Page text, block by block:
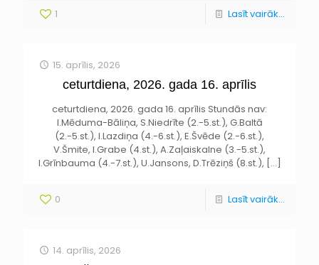
1 Lasīt vairāk...
15. aprīlis, 2026
ceturtdiena, 2026. gada 16. aprīlis
ceturtdiena, 2026. gada 16. aprīlis Stundās nav:
I.Mēduma-Bāliņa, S.Niedrīte (2.-5.st.), G.Baltā
(2.-5.st.), I.Lazdiņa (4.-6.st.), E.Švēde (2.-6.st.),
V.Šmite, I.Grabe (4.st.), A.Zaļaiskalne (3.-5.st.),
I.Grīnbauma (4.-7.st.), U.Jansons, D.Trēziņš (8.st.), […]
0 Lasīt vairāk...
14. aprīlis, 2026